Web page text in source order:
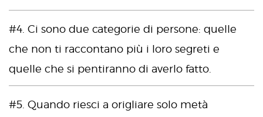
#4. Ci sono due categorie di persone: quelle
che non ti raccontano più i loro segreti e
quelle che si pentiranno di averlo fatto.
#5. Quando riesci a origliare solo metà